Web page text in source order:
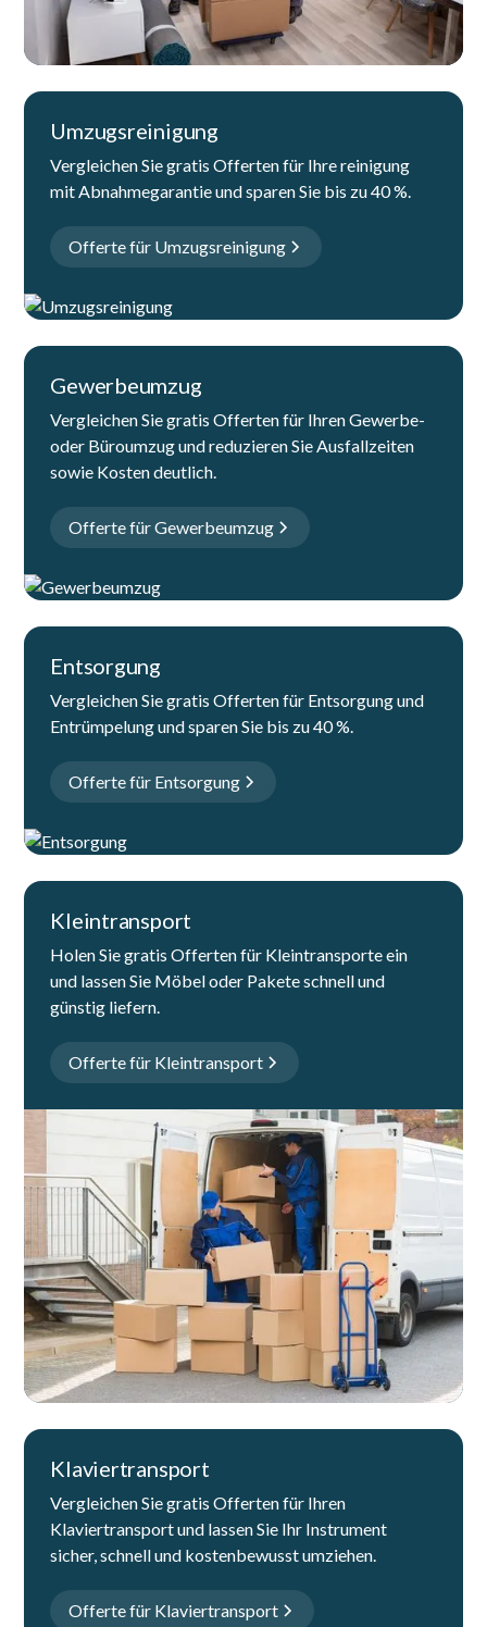
Umzugsreinigung
Vergleichen Sie gratis Offerten für Ihre reinigung
mit Abnahmegarantie und sparen Sie bis zu 40 %.
Offerte für Umzugsreinigung
Gewerbeumzug
Vergleichen Sie gratis Offerten für Ihren Gewerbe-
oder Büroumzug und reduzieren Sie Ausfallzeiten
sowie Kosten deutlich.
Offerte für Gewerbeumzug
Entsorgung
Vergleichen Sie gratis Offerten für Entsorgung und
Entrümpelung und sparen Sie bis zu 40 %.
Offerte für Entsorgung
Kleintransport
Holen Sie gratis Offerten für Kleintransporte ein
und lassen Sie Möbel oder Pakete schnell und
günstig liefern.
Offerte für Kleintransport
Klaviertransport
Vergleichen Sie gratis Offerten für Ihren
Klaviertransport und lassen Sie Ihr Instrument
sicher, schnell und kostenbewusst umziehen.
Offerte für Klaviertransport